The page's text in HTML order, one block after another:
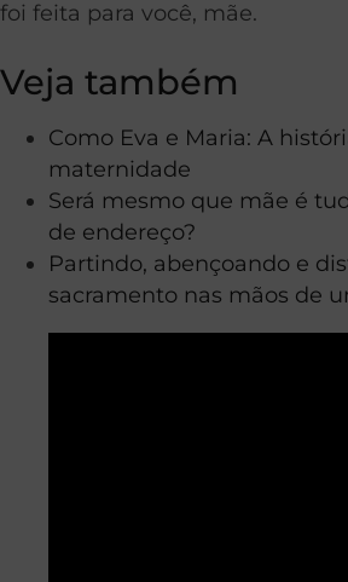
foi feita para você, mãe.
Veja também
Como Eva e Maria: A
maternidade
Será mesmo que mãe é
de endereço?
Partindo, abençoando e
sacramento nas mãos de